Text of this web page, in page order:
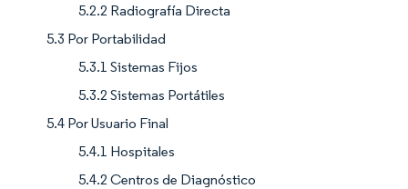
5.2.2 Radiografía Directa
5.3 Por Portabilidad
5.3.1 Sistemas Fijos
5.3.2 Sistemas Portátiles
5.4 Por Usuario Final
5.4.1 Hospitales
5.4.2 Centros de Diagnóstico